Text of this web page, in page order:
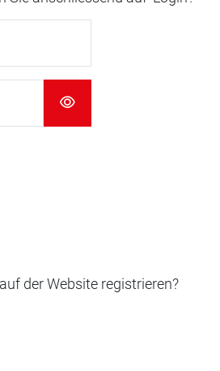
der Website registrieren?